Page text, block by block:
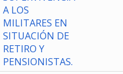
A LOS
MILITARES EN
SITUACIÓN DE
RETIRO Y
PENSIONISTAS.